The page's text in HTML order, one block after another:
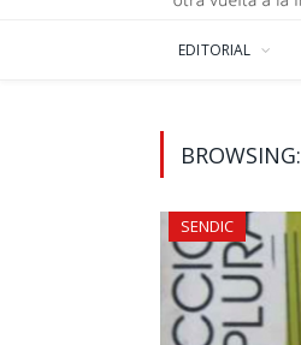
EDITORIAL
BROWSING:
SENDIC